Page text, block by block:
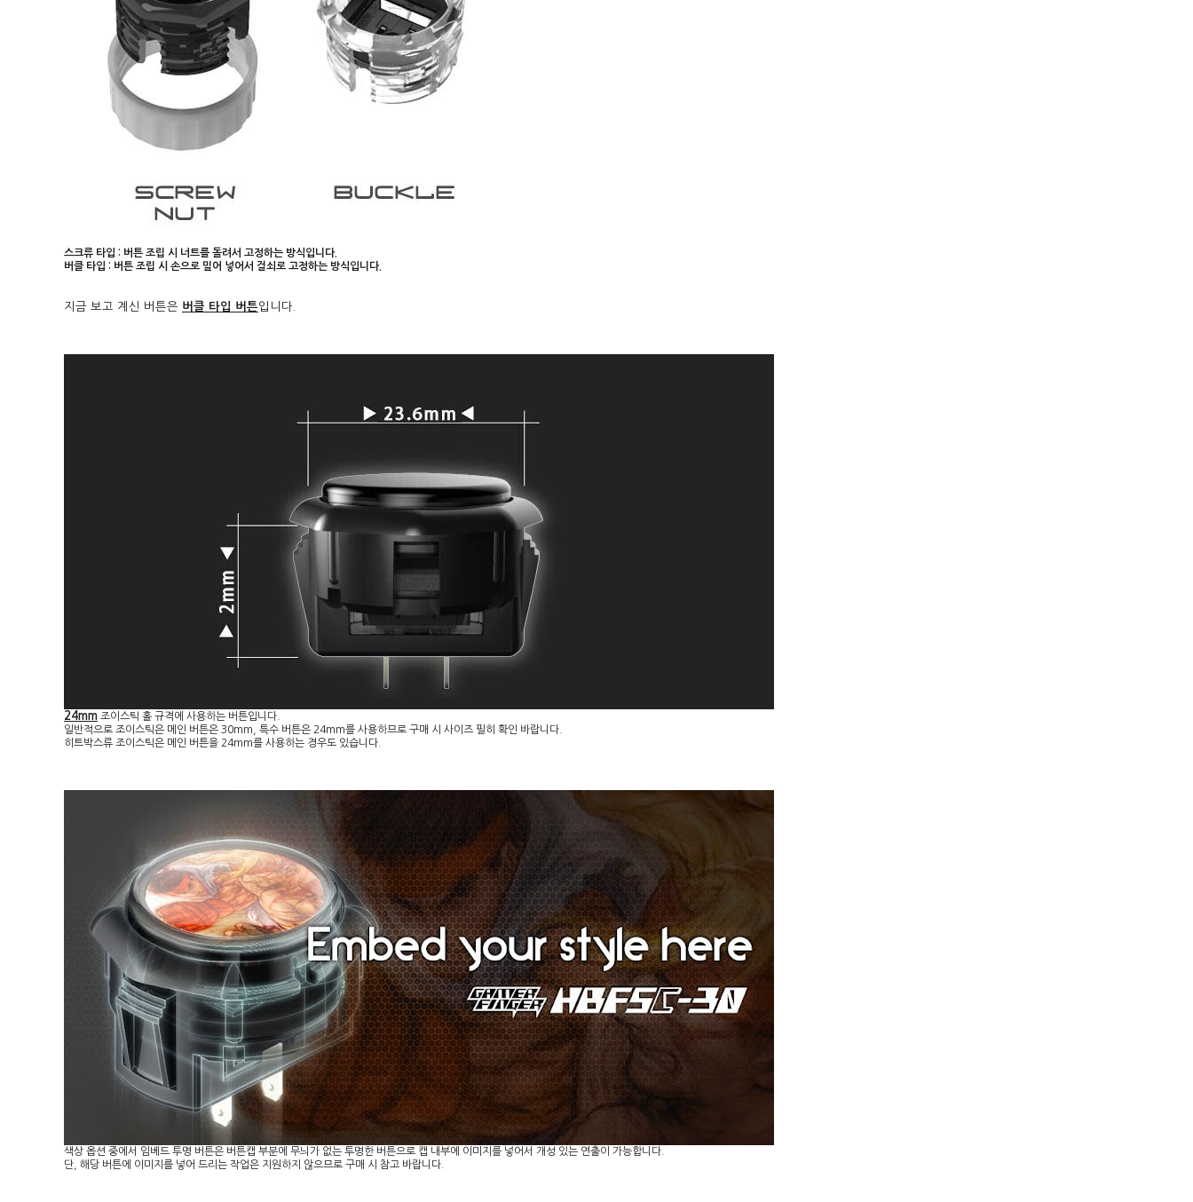
스크류 타입 : 버튼 조립 시 너트를 돌려서 고정하는 방식입니다.
버클 타입 : 버튼 조립 시 손으로 밀어 넣어서 걸쇠로 고정하는 방식입니다.
지금 보고 계신 버튼은 버클 타입 버튼입니다.
24mm 조이스틱 홀 규격에 사용하는 버튼입니다.
일반적으로 조이스틱은 메인 버튼은 30mm, 특수 버튼은 24mm를 사용하므로 구매 시 사이즈 필히 확인 바랍니다.
히트박스류 조이스틱은 메인 버튼을 24mm를 사용하는 경우도 있습니다.
색상 옵션 중에서 임베드 투명 버튼은 버튼캡 부분에 무늬가 없는 투명한 버튼으로 캡 내부에 이미지를 넣어서 개성 있는 연출이 가능합니다.
단, 해당 버튼에 이미지를 넣어 드리는 작업은 지원하지 않으므로 구매 시 참고 바랍니다.